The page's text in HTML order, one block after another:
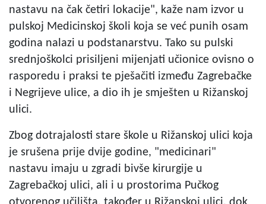
nastavu na čak četiri lokacije", kaže nam izvor u
pulskoj Medicinskoj školi koja se već punih osam
godina nalazi u podstanarstvu. Tako su pulski
srednjoškolci prisiljeni mijenjati učionice ovisno o
rasporedu i praksi te pješačiti između Zagrebačke
i Negrijeve ulice, a dio ih je smješten u Rižanskoj
ulici.
Zbog dotrajalosti stare škole u Rižanskoj ulici koja
je srušena prije dvije godine, "medicinari"
nastavu imaju u zgradi bivše kirurgije u
Zagrebačkoj ulici, ali i u prostorima Pučkog